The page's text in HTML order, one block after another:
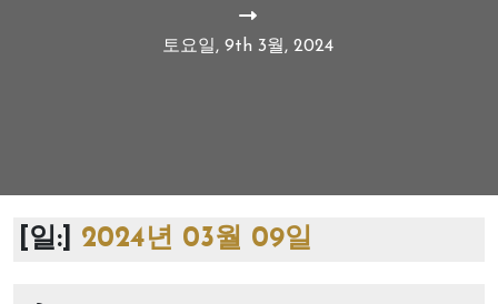
토요일, 9th 3월, 2024
[일:] 2024년 03월 09일